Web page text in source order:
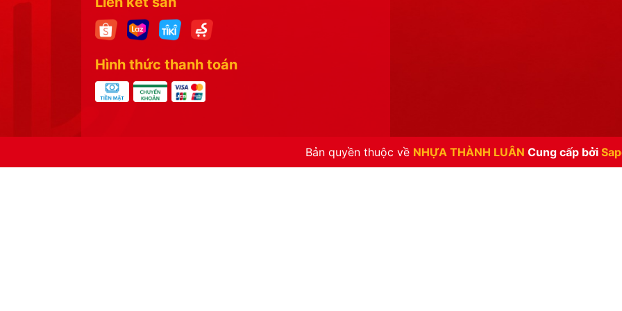
Hình thức thanh toán
Bản quyền thuộc về NHỰA THÀNH LUÂN Cung cấp bởi